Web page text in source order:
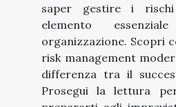
saper gestire i
elemento
organizzazione. Scopri
risk management
differenza tra il
Prosegui la lettura